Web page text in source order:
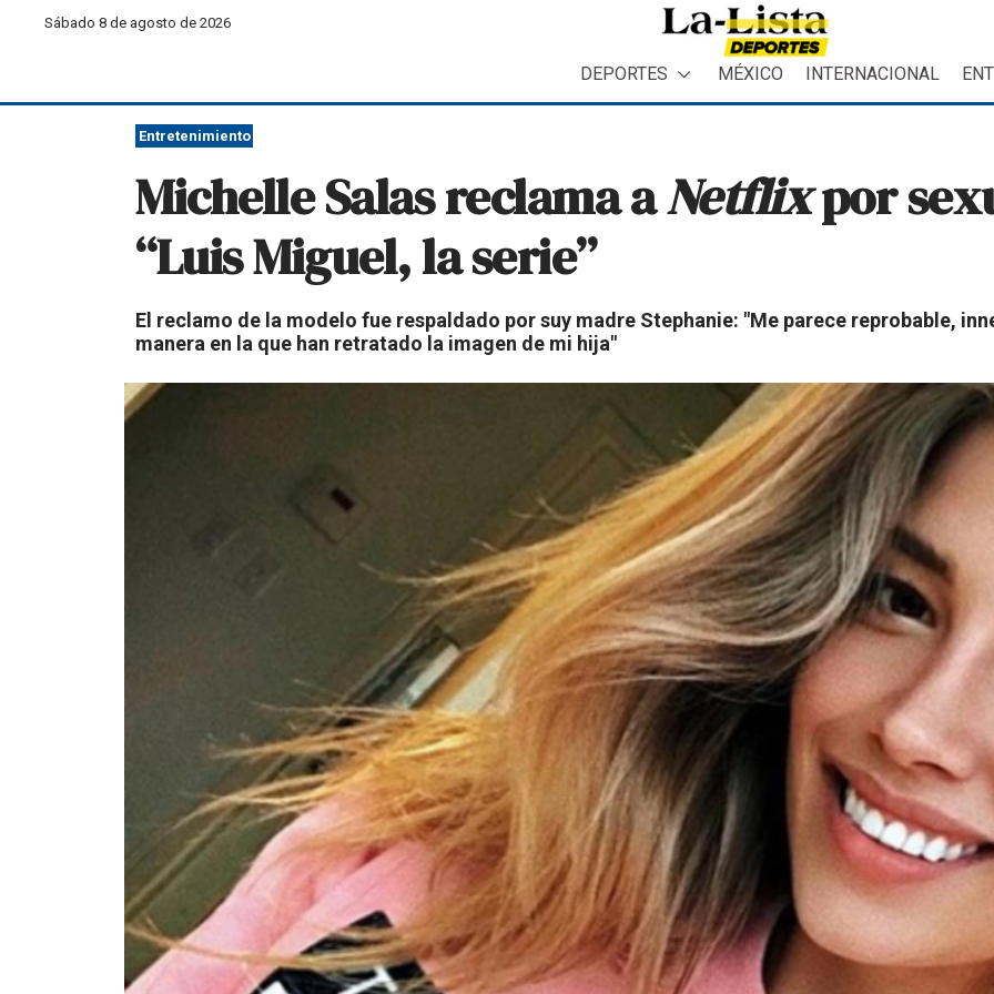
Sábado 8 de agosto de 2026
DEPORTES MÉXICO INTERNACIONAL
Entretenimiento
Michelle Salas reclama aNetflixpor
“Luis Miguel, la serie”
El reclamo de la modelo fue respaldado por suy madre Stephanie: "Me parece reprobable,
manera en la que han retratado la imagen de mi hija"